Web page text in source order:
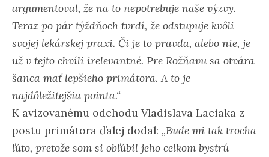
argumentoval, že na to nepotrebuje naše výzvy.
Teraz po pár týždňoch tvrdí, že odstupuje kvôli
svojej lekárskej praxi. Či je to pravda, alebo nie, je
už v tejto chvíli irelevantné. Pre Rožňavu sa otvára
šanca mať lepšieho primátora. A to je
najdôležitejšia pointa.“
K avizovanému odchodu Vladislava Laciaka z
postu primátora ďalej dodal: „Bude mi tak trocha
ľúto, pretože som si obľúbil jeho celkom bystrú